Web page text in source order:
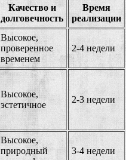
Качество и
долговечность
Время
реализации
Высокое,
проверенное
временем
2-4 недели
Высокое,
эстетичное
2-3 недели
Высокое,
природный
3-4 недели